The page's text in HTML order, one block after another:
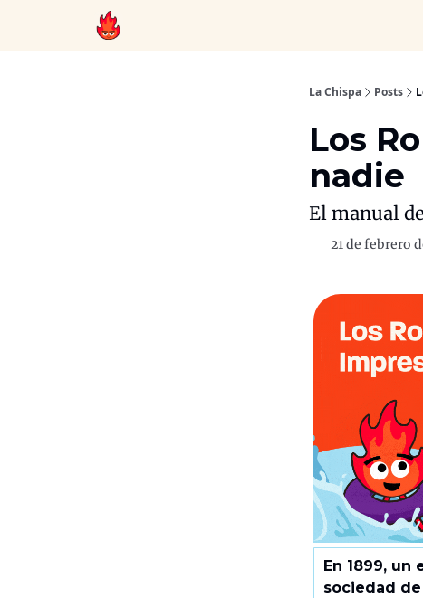
La Chispa Posts
Los
nadie
El manual
21 de febrero
En 1899,
sociedad de